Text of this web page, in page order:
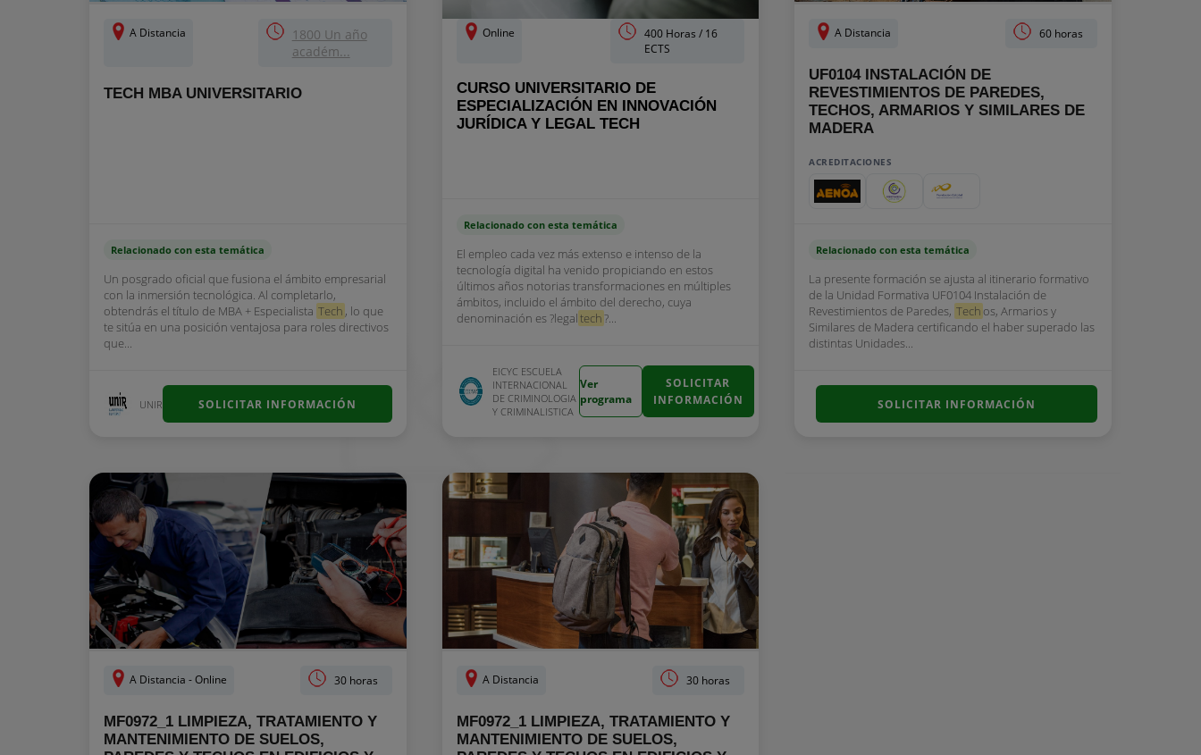
A Distancia
1800 Un año
académ...
TECH MBA UNIVERSITARIO
Relacionado con esta temática
Un posgrado oficial que fusiona el ámbito empresarial
con la inmersión tecnológica. Al completarlo,
obtendrás el título de MBA + Especialista Tech , lo que
te sitúa en una posición ventajosa para roles directivos
que...
UNIR SOLICITAR INFORMACIÓN
Online
400 Horas / 16
ECTS
CURSO UNIVERSITARIO DE
ESPECIALIZACIÓN EN INNOVACIÓN
JURÍDICA Y LEGAL TECH
Relacionado con esta temática
El empleo cada vez más extenso e intenso de la
tecnología digital ha venido propiciando en estos
últimos años notorias transformaciones en múltiples
ámbitos, incluido el ámbito del derecho, cuya
denominación es ?legaltech?...
EICYC ESCUELA
INTERNACIONAL
DE CRIMINOLOGIA
Y CRIMINALISTICA
Ver
programa
SOLICITAR
INFORMACIÓN
A Distancia 60 horas
UF0104 INSTALACIÓN DE
REVESTIMIENTOS DE PAREDES,
TECHOS, ARMARIOS Y SIMILARES DE
MADERA
ACREDITACIONES
Relacionado con esta temática
La presente formación se ajusta al itinerario formativo
de la Unidad Formativa UF0104 Instalación de
Revestimientos de Paredes, Tech os, Armarios y
Similares de Madera certificando el haber superado las
distintas Unidades...
SOLICITAR INFORMACIÓN
A Distancia - Online 30 horas
MF0972_1 LIMPIEZA, TRATAMIENTO Y
MANTENIMIENTO DE SUELOS,
A Distancia 30 horas
MF0972_1 LIMPIEZA, TRATAMIENTO Y
MANTENIMIENTO DE SUELOS,